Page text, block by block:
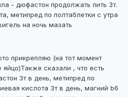
- дюфастон продолжать пить 3т.
метипред по полтаблетки с утра
на ночь мазать
прикрепляю (на тот момент
яйцо)Также сказали , что есть
3т в день, метипред по
кислота 3т в день, магний b6